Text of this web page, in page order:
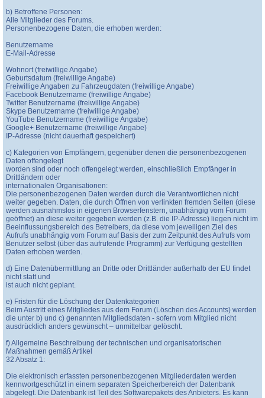
b) Betroffene Personen:
Alle Mitglieder des Forums.
Personenbezogene Daten, die erhoben werden:
Benutzername
E-Mail-Adresse
Wohnort (freiwillige Angabe)
Geburtsdatum (freiwillige Angabe)
Freiwillige Angaben zu Fahrzeugdaten (freiwillige Angabe)
Facebook Benutzername (freiwillige Angabe)
Twitter Benutzername (freiwillige Angabe)
Skype Benutzername (freiwillige Angabe)
YouTube Benutzername (freiwillige Angabe)
Google+ Benutzername (freiwillige Angabe)
IP-Adresse (nicht dauerhaft gespeichert)
c) Kategorien von Empfängern, gegenüber denen die personenbezogenen
Daten offengelegt
worden sind oder noch offengelegt werden, einschließlich Empfänger in
Drittländern oder
internationalen Organisationen:
Die personenbezogenen Daten werden durch die Verantwortlichen nicht
weiter gegeben. Daten, die durch Öffnen von verlinkten fremden Seiten (diese
werden ausnahmslos in eigenen Browserfenstern, unabhängig vom Forum
geöffnet) an diese weiter gegeben werden (z.B. die IP-Adresse) liegen nicht im
Beeinflussungsbereich des Betreibers, da diese vom jeweiligen Ziel des
Aufrufs unabhängig vom Forum auf Basis der zum Zeitpunkt des Aufrufs vom
Benutzer selbst (über das aufrufende Programm) zur Verfügung gestellten
Daten erhoben werden.
d) Eine Datenübermittlung an Dritte oder Drittländer außerhalb der EU findet
nicht statt und
ist auch nicht geplant.
e) Fristen für die Löschung der Datenkategorien
Beim Austritt eines Mitgliedes aus dem Forum (Löschen des Accounts) werden
die unter b) und c) genannten Mitgliedsdaten - sofern vom Mitglied nicht
ausdrücklich anders gewünscht – unmittelbar gelöscht.
f) Allgemeine Beschreibung der technischen und organisatorischen
Maßnahmen gemäß Artikel
32 Absatz 1:
Die elektronisch erfassten personenbezogenen Mitgliederdaten werden
kennwortgeschützt in einem separaten Speicherbereich der Datenbank
abgelegt. Die Datenbank ist Teil des Softwarepakets des Anbieters. Es kann